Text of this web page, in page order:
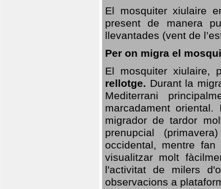
El mosquiter xiulaire
present de manera
llevantades (vent de
Per on migra el
El mosquiter xiulaire,
rellotge. Durant la
Mediterrani
marcadament
migrador de tardor
prenupcial
occidental, mentre
visualitzar molt
l'activitat de milers
observacions a